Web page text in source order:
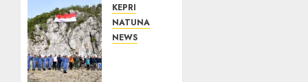
Pembuangan
Lumpur
ke Laut
KEPRI
NATUNA
NEWS